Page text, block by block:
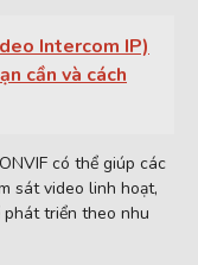
Intercom IP)
cần và cách
có thể giúp các
sát video linh hoạt,
phát triển theo nhu